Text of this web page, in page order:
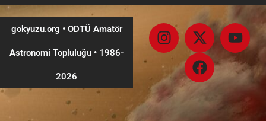
gokyuzu.org • ODTÜ Amatör
Astronomi Topluluğu •1986-
2026